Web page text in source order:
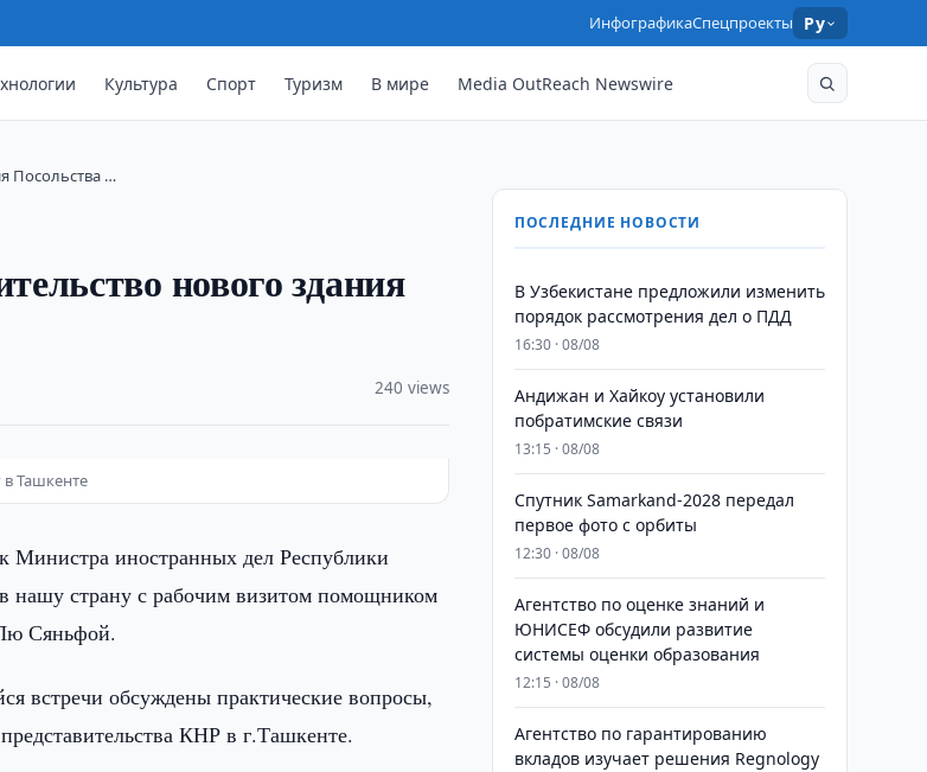
ИнфографикаСпецпроекты Ру
Культура Спорт Туризм В мире Media OutReach Newswire
Посольства …
нового здания
240 views
в Ташкенте
Министра иностранных дел Республики
нашу страну с рабочим визитом помощником
Сяньфой.
встречи обсуждены практические вопросы,
КНР в г.Ташкенте.
ПОСЛЕДНИЕ НОВОСТИ
В Узбекистане предложили изменить
порядок рассмотрения дел о ПДД
16:30 · 08/08
Андижан и Хайкоу установили
побратимские связи
13:15 · 08/08
Спутник Samarkand-2028 передал
первое фото с орбиты
12:30 · 08/08
Агентство по оценке знаний и
ЮНИСЕФ обсудили развитие
системы оценки образования
12:15 · 08/08
Агентство по гарантированию
вкладов изучает решения Regnology